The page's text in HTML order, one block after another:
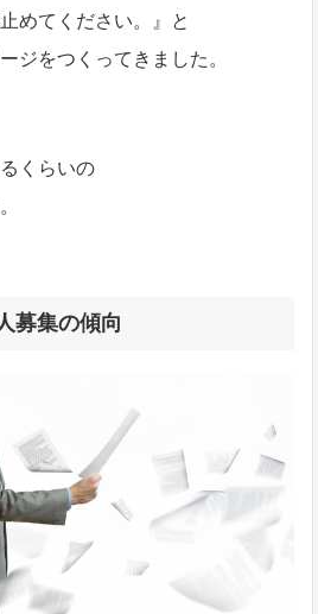
めてください。』と
ジをつくってきました。
くらいの
募集の傾向